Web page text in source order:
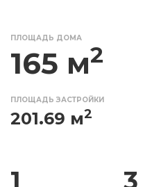
ПЛОЩАДЬ ДОМА
165 м2
ПЛОЩАДЬ ЗАСТРОЙКИ
201.69 м2
1 3